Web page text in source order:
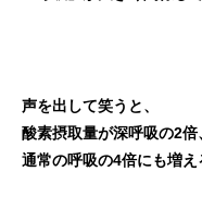
声を出して笑うと、
酸素摂取量が深呼吸の2倍
通常の呼吸の4倍にも増え